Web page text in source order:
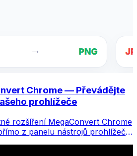
Chrome — Převádějte
prohlížeče
rozšíření MegaConvert Chrome
z panelu nástrojů prohlížeče.